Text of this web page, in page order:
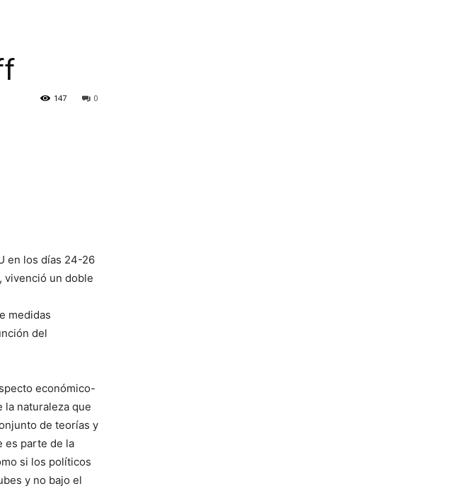
0
147
en los días 24-26
vivenció un doble
medidas
del
económico-
la naturaleza que
de teorías y
es parte de la
si los políticos
y no bajo el